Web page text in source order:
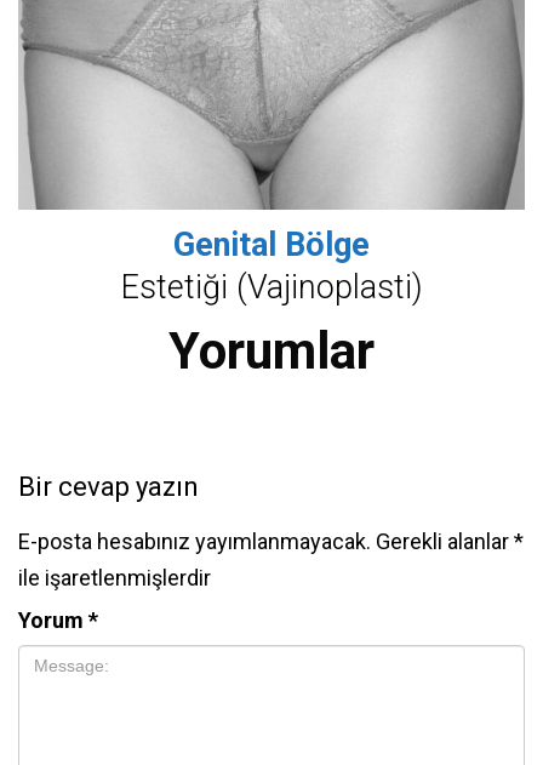
Genital Bölge
Estetiği (Vajinoplasti)
Yorumlar
Bir cevap yazın
E-posta hesabınız yayımlanmayacak. Gerekli alanlar*
ile işaretlenmişlerdir
Yorum *